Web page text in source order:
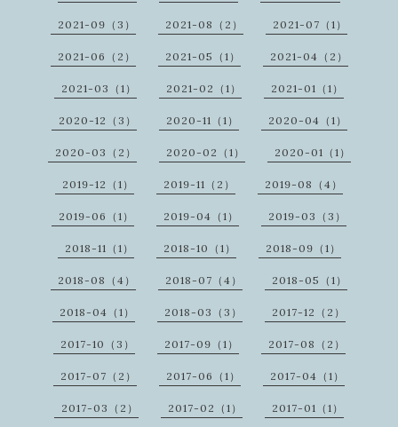
2021-09（3） 2021-08（2） 2021-07（1）
2021-06（2） 2021-05（1） 2021-04（2）
2021-03（1） 2021-02（1） 2021-01（1）
2020-12（3） 2020-11（1） 2020-04（1）
2020-03（2） 2020-02（1） 2020-01（1）
2019-12（1） 2019-11（2） 2019-08（4）
2019-06（1） 2019-04（1） 2019-03（3）
2018-11（1） 2018-10（1） 2018-09（1）
2018-08（4） 2018-07（4） 2018-05（1）
2018-04（1） 2018-03（3） 2017-12（2）
2017-10（3） 2017-09（1） 2017-08（2）
2017-07（2） 2017-06（1） 2017-04（1）
2017-03（2） 2017-02（1） 2017-01（1）